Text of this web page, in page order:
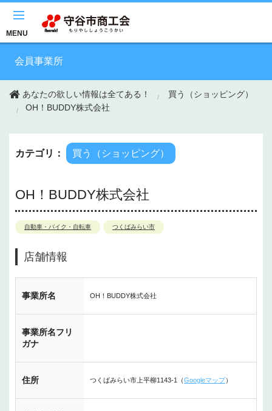
MENU
会員事業所
あなたの欲しい情報は全てある！
買う（ショッピング）
OH！BUDDY株式会社
カテゴリ： 買う（ショッピング）
OH！BUDDY株式会社
自動車・バイク・自転車 つくばみらい市
店舗情報
事業所名 OH！BUDDY株式会社
事業所名フリ
ガナ
住所 つくばみらい市上平柳1143-1（Googleマップ）